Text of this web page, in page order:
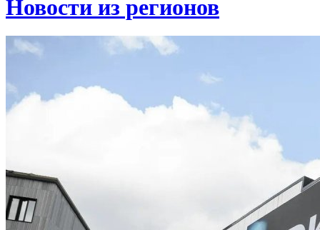
Новости из регионов